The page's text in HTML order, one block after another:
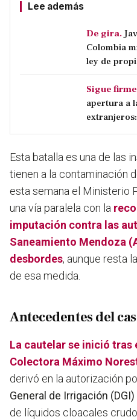
Lee además
De gira.
Colombia
ley de
Sigue
apertura a
Esta batalla es una de las
tienen a la contaminación
esta semana el Ministerio
una vía paralela con la
imputación contra las
Saneamiento Mendoza
desbordes, aunque resta
de esa medida.
Antecedentes del
La cautelar se inició tras
Colectora Máximo
derivó en la autorización
General de Irrigación (DGI)
de líquidos cloacales